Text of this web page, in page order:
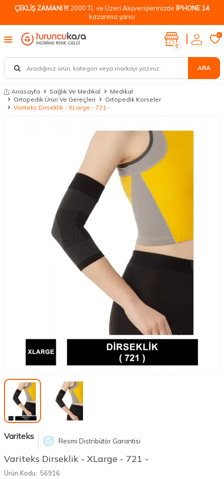
ÇEKLİŞ ZAMANI !!! 2000 TL ve Üzeri Alışverişlerinizde İPHONE 14
kazanma şansı
ARA
0
0
Anasayfa Sağlık Ve Medikal
Medikal
Ortopedik Ürün Ve Gereçleri
Ortopedik Korseler
Variteks Dirseklik - XLarge - 721 -
Variteks Resmi Distribütör Garantisi
Variteks Dirseklik - XLarge - 721 -
Ürün Kodu: 56916